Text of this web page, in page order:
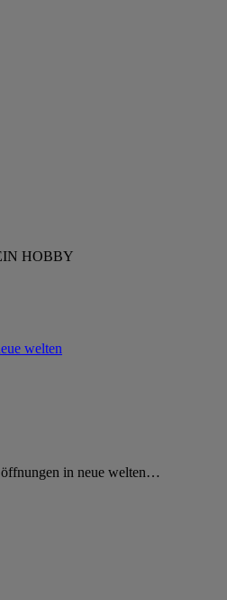
HOBBY
welten
in neue welten…